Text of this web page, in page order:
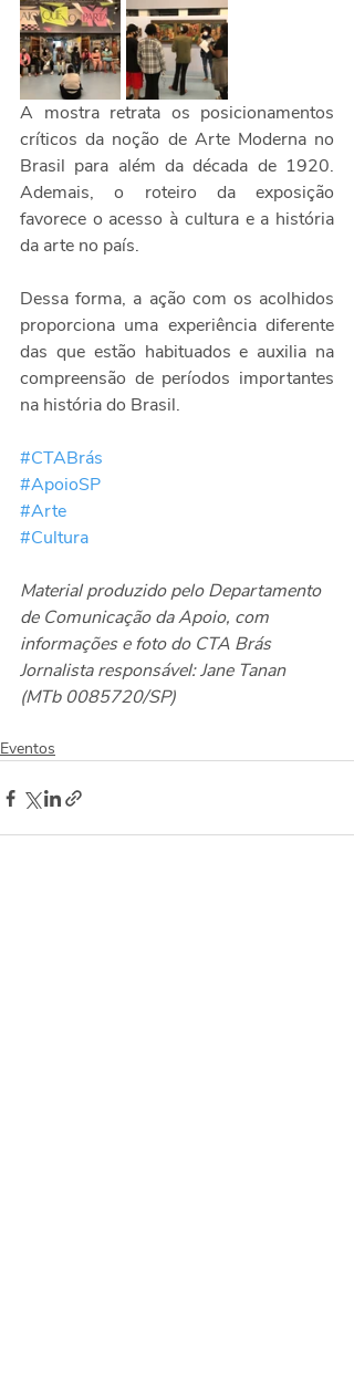
A mostra retrata os posicionamentos
críticos da noção de Arte Moderna no
Brasil para além da década de 1920.
Ademais, o roteiro da exposição
favorece o acesso à cultura e a história
da arte no país.
Dessa forma, a ação com os acolhidos
proporciona uma experiência diferente
das que estão habituados e auxilia na
compreensão de períodos importantes
na história do Brasil.
#CTABrás
#ApoioSP
#Arte
#Cultura
Material produzido pelo Departamento
de Comunicação da Apoio, com
informações e foto do CTA Brás
Jornalista responsável: Jane Tanan
(MTb 0085720/SP)
Eventos